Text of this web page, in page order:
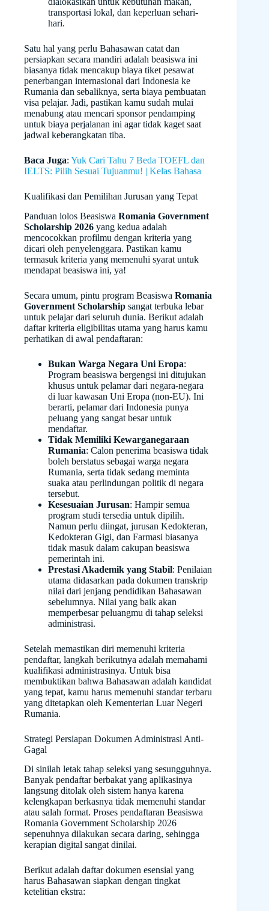
transportasi lokal, dan keperluan sehari-
hari.
Satu hal yang perlu Bahasawan catat dan
persiapkan secara mandiri adalah beasiswa ini
biasanya tidak mencakup biaya tiket pesawat
penerbangan internasional dari Indonesia ke
Rumania dan sebaliknya, serta biaya pembuatan
visa pelajar. Jadi, pastikan kamu sudah mulai
menabung atau mencari sponsor pendamping
untuk biaya perjalanan ini agar tidak kaget saat
jadwal keberangkatan tiba.
Baca Juga: Yuk Cari Tahu 7 Beda TOEFL dan
IELTS: Pilih Sesuai Tujuanmu! | Kelas Bahasa
Kualifikasi dan Pemilihan Jurusan yang Tepat
Panduan lolos Beasiswa Romania Government
Scholarship 2026 yang kedua adalah
mencocokkan profilmu dengan kriteria yang
dicari oleh penyelenggara. Pastikan kamu
termasuk kriteria yang memenuhi syarat untuk
mendapat beasiswa ini, ya!
Secara umum, pintu program Beasiswa Romania
Government Scholarship sangat terbuka lebar
untuk pelajar dari seluruh dunia. Berikut adalah
daftar kriteria eligibilitas utama yang harus kamu
perhatikan di awal pendaftaran:
Bukan Warga Negara Uni Eropa:
Program beasiswa bergengsi ini ditujukan
khusus untuk pelamar dari negara-negara
di luar kawasan Uni Eropa (non-EU). Ini
berarti, pelamar dari Indonesia punya
peluang yang sangat besar untuk
mendaftar.
Tidak Memiliki Kewarganegaraan
Rumania: Calon penerima beasiswa tidak
boleh berstatus sebagai warga negara
Rumania, serta tidak sedang meminta
suaka atau perlindungan politik di negara
tersebut.
Kesesuaian Jurusan: Hampir semua
program studi tersedia untuk dipilih.
Namun perlu diingat, jurusan Kedokteran,
Kedokteran Gigi, dan Farmasi biasanya
tidak masuk dalam cakupan beasiswa
pemerintah ini.
Prestasi Akademik yang Stabil: Penilaian
utama didasarkan pada dokumen transkrip
nilai dari jenjang pendidikan Bahasawan
sebelumnya. Nilai yang baik akan
memperbesar peluangmu di tahap seleksi
administrasi.
Setelah memastikan diri memenuhi kriteria
pendaftar, langkah berikutnya adalah memahami
kualifikasi administrasinya. Untuk bisa
membuktikan bahwa Bahasawan adalah kandidat
yang tepat, kamu harus memenuhi standar terbaru
yang ditetapkan oleh Kementerian Luar Negeri
Rumania.
Strategi Persiapan Dokumen Administrasi Anti-
Gagal
Di sinilah letak tahap seleksi yang sesungguhnya.
Banyak pendaftar berbakat yang aplikasinya
langsung ditolak oleh sistem hanya karena
kelengkapan berkasnya tidak memenuhi standar
atau salah format. Proses pendaftaran Beasiswa
Romania Government Scholarship 2026
sepenuhnya dilakukan secara daring, sehingga
kerapian digital sangat dinilai.
Berikut adalah daftar dokumen esensial yang
harus Bahasawan siapkan dengan tingkat
ketelitian ekstra: